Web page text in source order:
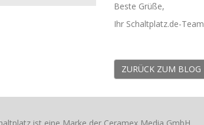
Beste Grüße,
Ihr Schaltplatz.de-Team
ZURÜCK ZUM BLOG